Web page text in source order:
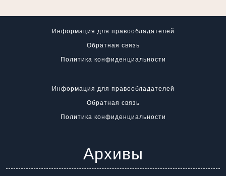
Информация для правообладателей
Обратная связь
Политика конфиденциальности
Информация для правообладателей
Обратная связь
Политика конфиденциальности
Архивы